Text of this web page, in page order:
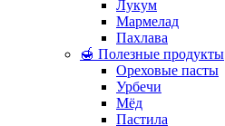
Лукум
Мармелад
Пахлава
🍯 Полезные продукты
Ореховые пасты
Урбечи
Мёд
Пастила